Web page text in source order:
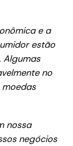
e a
estão
Algumas
no
nossa
negócios